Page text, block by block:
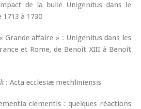
de la bulle Unigenitus dans le
1713 à 1730
Grande affaire » : Unigenitus dans les
et Rome, de Benoît XIII à Benoît
: Acta ecclesiæ mechliniensis
clementis : quelques réactions